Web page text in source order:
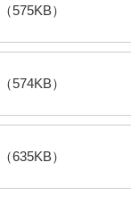
（575KB）
（574KB）
（635KB）